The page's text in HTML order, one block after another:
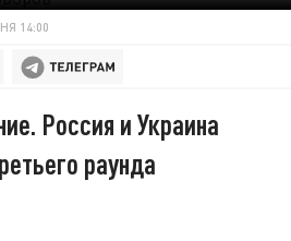
14:00
Россия и Украина
раунда